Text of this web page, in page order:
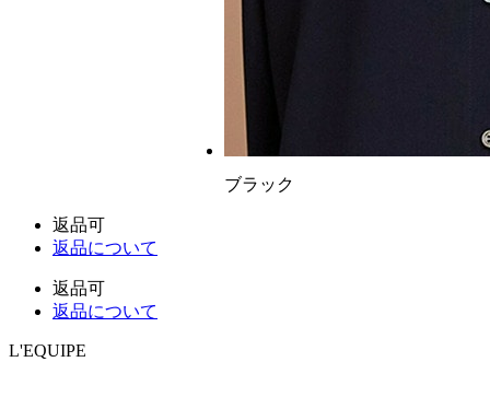
ブラック
返品可
返品について
返品可
返品について
L'EQUIPE